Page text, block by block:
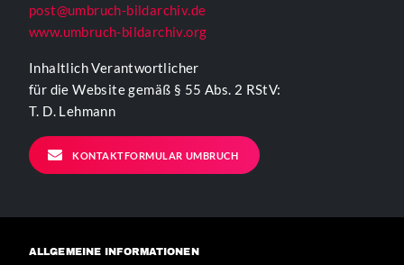
post@umbruch-bildarchiv.de
www.umbruch-bildarchiv.org
Inhaltlich Verantwortlicher
für die Website gemäß § 55 Abs. 2 RStV:
T. D. Lehmann
KONTAKTFORMULAR UMBRUCH
ALLGEMEINE INFORMATIONEN